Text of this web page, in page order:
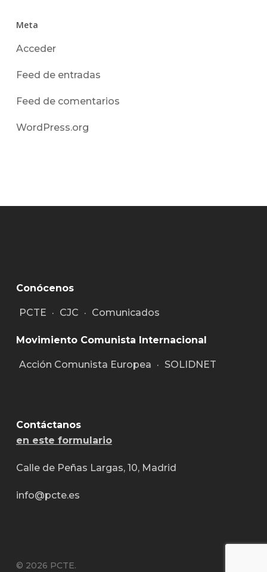
Meta
Acceder
Feed de entradas
Feed de comentarios
WordPress.org
Conócenos
PCTE · CJC · Comunicados
Movimiento Comunista Internacional
Acción Comunista Europea · SOLIDNET
Contáctanos
en este formulario
Calle de Peñas Largas, 10, Madrid
info@pcte.es
© 2026 PCTE.